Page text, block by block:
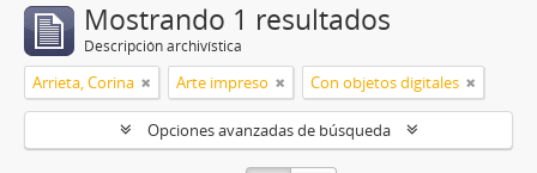
Mostrando 1 resultados
Descripción archivística
Arrieta, Corina Arte impreso Con objetos digitales
Opciones avanzadas de búsqueda